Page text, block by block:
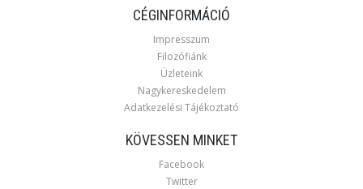
CÉGINFORMÁCIÓ
Impresszum
Filozófiánk
Üzleteink
Nagykereskedelem
Adatkezelési Tájékoztató
KÖVESSEN MINKET
Facebook
Twitter